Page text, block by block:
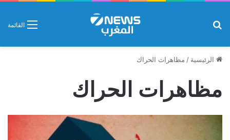
القائمة
الرئيسية / مظاهرات الحراك
مظاهرات الحراك